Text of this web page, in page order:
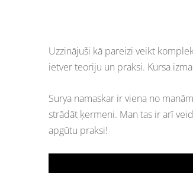
Uzzinājuši kā pareizi veikt
ietver teoriju un praksi. Kursa
Surya namaskar ir viena no
strādāt ķermeni. Man tas ir arī
apgūtu praksi!